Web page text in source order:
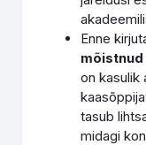
Enne
on kasulik
tasub
midagi